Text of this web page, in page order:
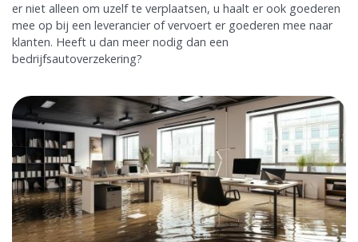
er niet alleen om uzelf te verplaatsen, u haalt er ook goederen
mee op bij een leverancier of vervoert er goederen mee naar
klanten. Heeft u dan meer nodig dan een
bedrijfsautoverzekering?